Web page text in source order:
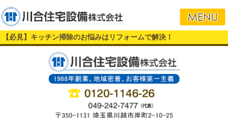
【必見】キッチン掃除のお悩みはリフォームで解決！